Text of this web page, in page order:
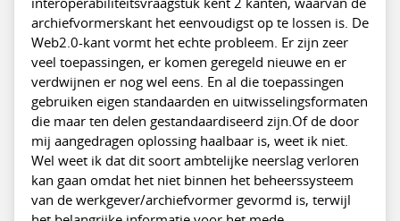
archiefvormerskant het eenvoudigst op te lossen is. De
Web2.0-kant vormt het echte probleem. Er zijn zeer
veel toepassingen, er komen geregeld nieuwe en er
verdwijnen er nog wel eens. En al die toepassingen
gebruiken eigen standaarden en uitwisselingsformaten
die maar ten delen gestandaardiseerd zijn.Of de door
mij aangedragen oplossing haalbaar is, weet ik niet.
Wel weet ik dat dit soort ambtelijke neerslag verloren
kan gaan omdat het niet binnen het beheerssysteem
van de werkgever/archiefvormer gevormd is, terwijl